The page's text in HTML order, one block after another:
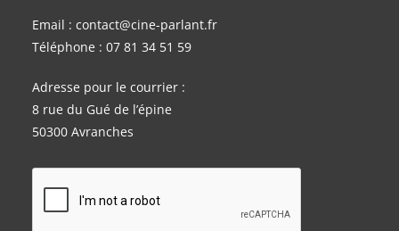
Email : contact@cine-parlant.fr
Téléphone : 07 81 34 51 59
Adresse pour le courrier :
8 rue du Gué de l’épine
50300 Avranches